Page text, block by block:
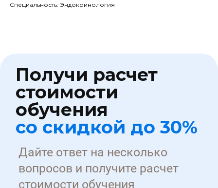
Специальность: Эндокринология
Нажимая кнопку я даю согласие на обработку
персональных данных
+7
ПОЛУЧИТЬ СКИДКУ